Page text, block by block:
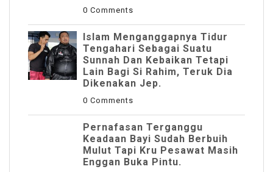
0 Comments
Islam Menganggapnya Tidur
Tengahari Sebagai Suatu
Sunnah Dan Kebaikan Tetapi
Lain Bagi Si Rahim, Teruk Dia
Dikenakan Jep.
0 Comments
Pernafasan Terganggu
Keadaan Bayi Sudah Berbuih
Mulut Tapi Kru Pesawat Masih
Enggan Buka Pintu.